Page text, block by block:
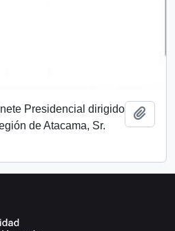
Presidencial dirigido
de Atacama, Sr.